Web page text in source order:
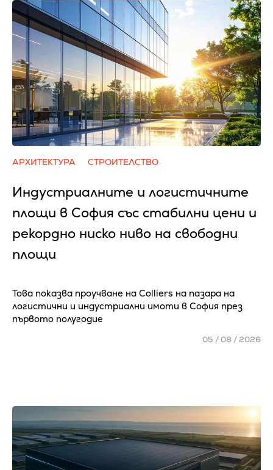
АРХИТЕКТУРА СТРОИТЕЛСТВО
Индустриалните и логистичните
площи в София със стабилни цени и
рекордно ниско ниво на свободни
площи
Това показва проучване на Colliers на пазара на
логистични и индустриални имоти в София през
първото полугодие
05 / 08 / 2026